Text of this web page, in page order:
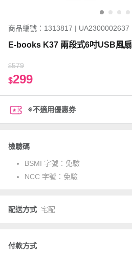
商品編號：1313817 | UA2300002637
E-books K37 兩段式6吋USB風扇
$579
$299
※不適用優惠券
檢驗碼
BSMI 字號： 免驗
NCC 字號： 免驗
配送方式 宅配
付款方式